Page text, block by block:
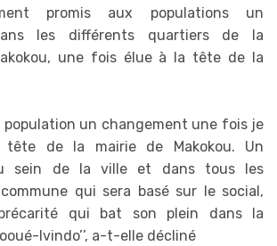
promis aux populations un
les différents quartiers de la
une fois élue à la tête de la
population un changement une fois je
de la mairie de Makokou. Un
sein de la ville et dans tous les
qui sera basé sur le social,
qui bat son plein dans la
Ivindo’’, a-t-elle décliné